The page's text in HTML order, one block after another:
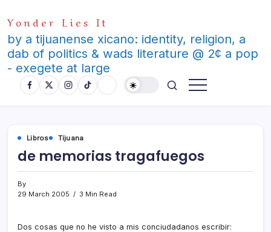
to
content
Yonder Lies It
by a tijuanense xicano: identity, religion, a
dab of politics & wads literature @ 2¢ a pop
- exegete at large
Libros Tijuana
de memorias tragafuegos
By
29 March 2005
3 Min Read
Dos cosas que no he visto a mis conciudadanos escribir: